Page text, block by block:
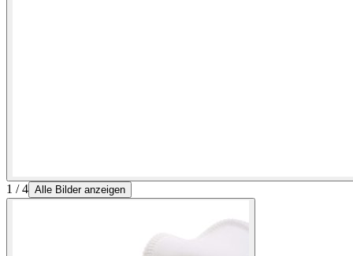
1 / 4 Alle Bilder anzeigen